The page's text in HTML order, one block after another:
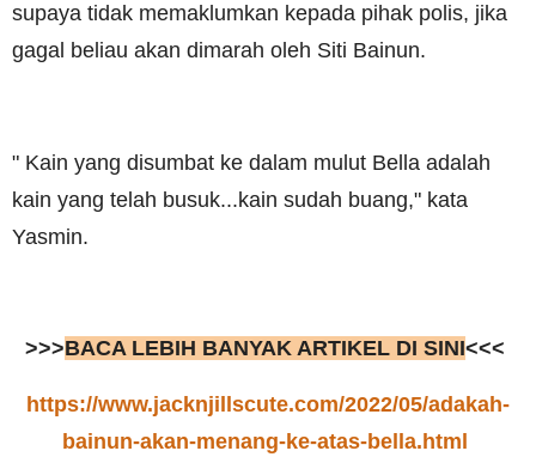
supaya tidak memaklumkan kepada pihak polis, jika
gagal beliau akan dimarah oleh Siti Bainun.
" Kain yang disumbat ke dalam mulut Bella adalah
kain yang telah busuk...kain sudah buang," kata
Yasmin.
>>>BACA LEBIH BANYAK ARTIKEL DI SINI<<<
https://www.jacknjillscute.com/2022/05/adakah-
bainun-akan-menang-ke-atas-bella.html